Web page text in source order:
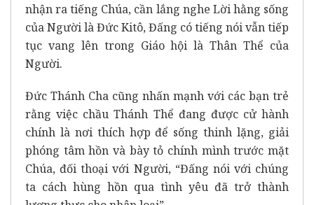
nhận ra tiếng Chúa, cần lắng nghe Lời hằng sống
của Người là Đức Kitô, Đấng có tiếng nói vẫn tiếp
tục vang lên trong Giáo hội là Thân Thể của
Người.
Đức Thánh Cha cũng nhấn mạnh với các bạn trẻ
rằng việc chầu Thánh Thể đang được cử hành
chính là nơi thích hợp để sống thinh lặng, giải
phóng tâm hồn và bày tỏ chính mình trước mặt
Chúa, đối thoại với Người, “Đấng nói với chúng
ta cách hùng hồn qua tình yêu đã trở thành